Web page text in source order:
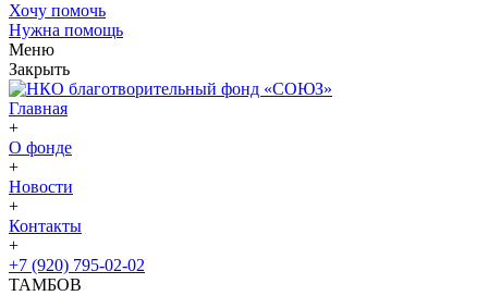
Хочу помочь
Нужна помощь
Меню
Закрыть
Главная
+
О фонде
+
Новости
+
Контакты
+
+7 (920) 795-02-02
ТАМБОВ